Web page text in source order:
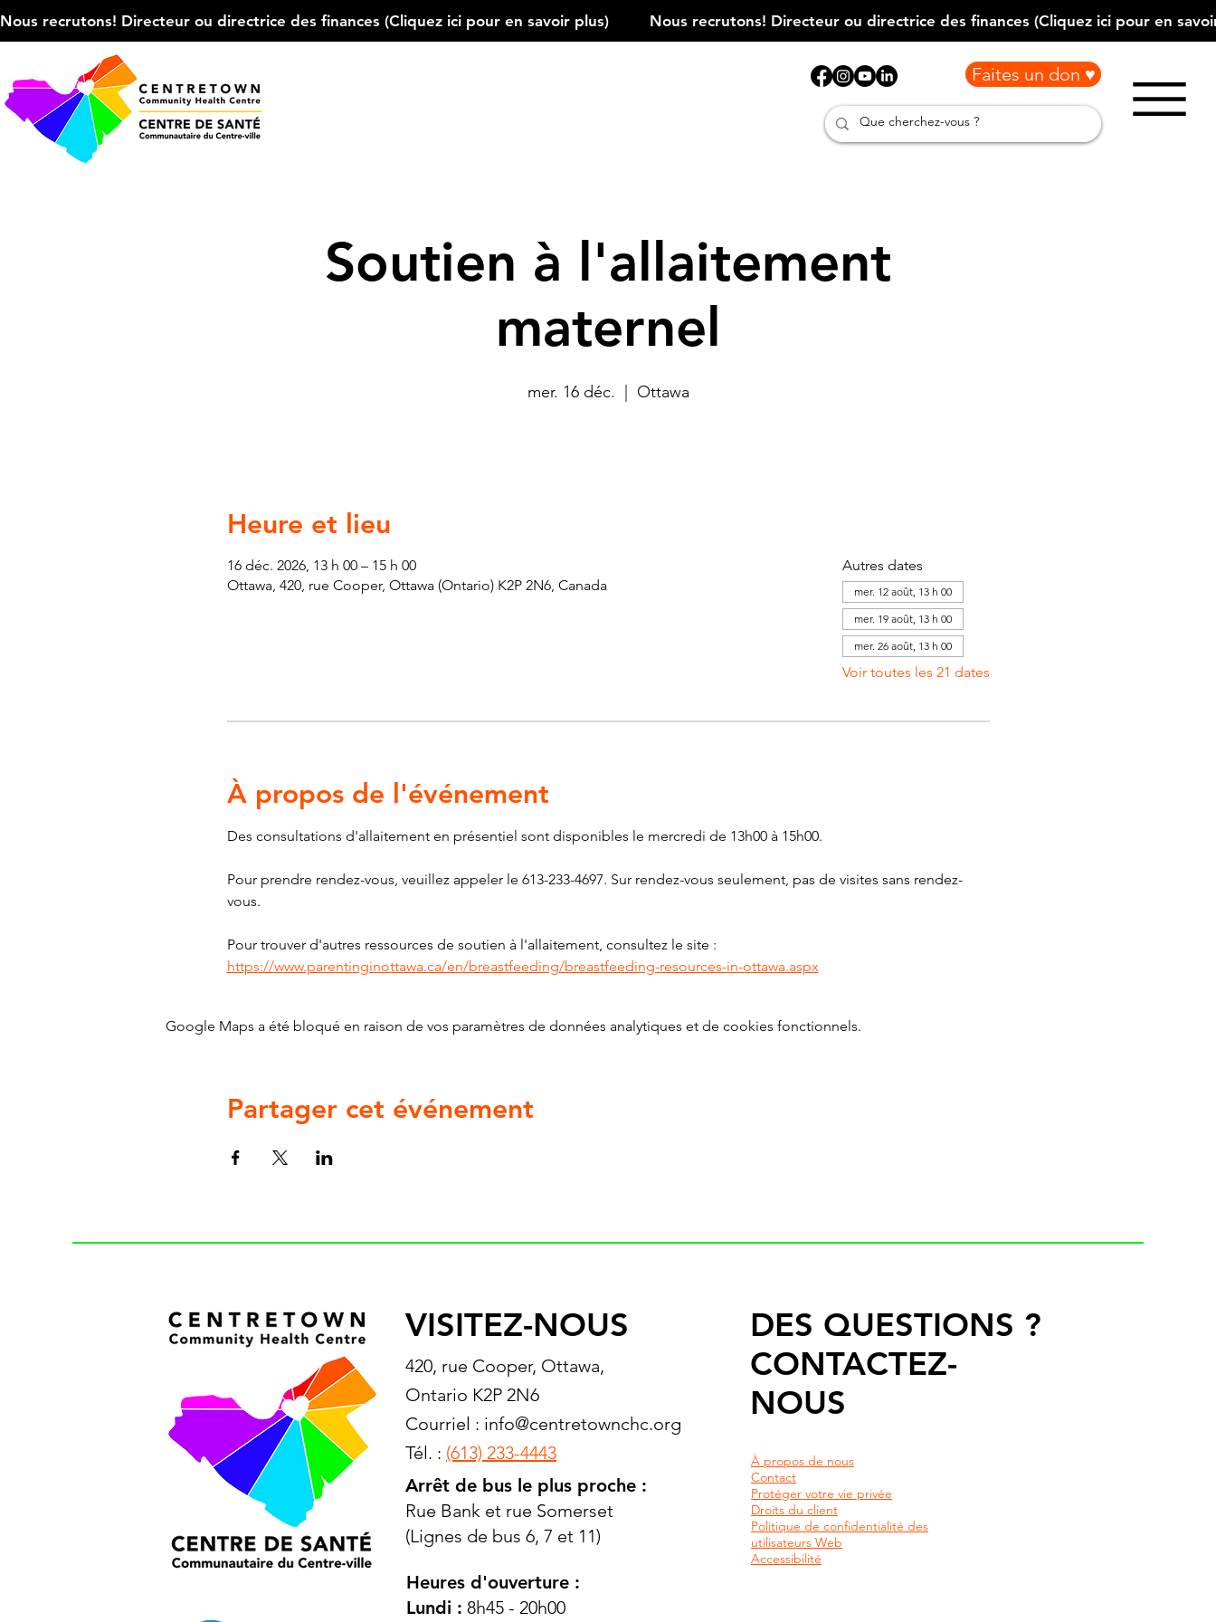
Nous recrutons! Directeur ou directrice des finances (Cliquez ici pour en savoir plus)
Faites un don ♥
Soutien à l'allaitement
maternel
mer. 16 déc. Ottawa
Heure et lieu
16 déc. 2026, 13 h 00 – 15 h 00
Ottawa, 420, rue Cooper, Ottawa (Ontario) K2P 2N6, Canada
Autres dates
mer. 12 août, 13 h 00
mer. 19 août, 13 h 00
mer. 26 août, 13 h 00
Voir toutes les 21 dates
À propos de l'événement
Des consultations d'allaitement en présentiel sont disponibles le mercredi de 13h00 à 15h00.
Pour prendre rendez-vous, veuillez appeler le 613-233-4697. Sur rendez-vous seulement, pas de visites sans rendez-
vous.
Pour trouver d'autres ressources de soutien à l'allaitement, consultez le site :
https://www.parentinginottawa.ca/en/breastfeeding/breastfeeding-resources-in-ottawa.aspx
Google Maps a été bloqué en raison de vos paramètres de données analytiques et de cookies fonctionnels.
Partager cet événement
VISITEZ-NOUS
420, rue Cooper, Ottawa,
Ontario K2P 2N6
Courriel : info@centretownchc.org
Tél. : (613) 233-4443
Arrêt de bus le plus proche :
Rue Bank et rue Somerset
(Lignes de bus 6, 7 et 11)
Heures d'ouverture :
Lundi : 8h45 - 20h00
DES QUESTIONS ?
CONTACTEZ-
NOUS
À propos de nous
Contact
Protéger votre vie privée
Droits du client
Politique de confidentialité des
utilisateurs Web
Accessibilité